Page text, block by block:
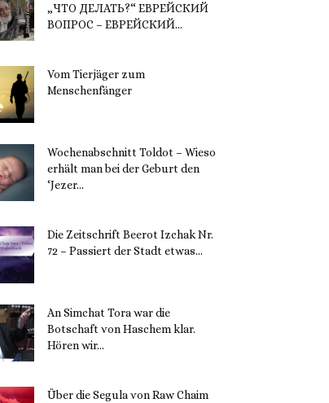
„ЧТО ДЕЛАТЬ?“ ЕВРЕЙСКИЙ
ВОПРОС – ЕВРЕЙСКИЙ...
Vom Tierjäger zum
Menschenfänger
Wochenabschnitt Toldot – Wieso
erhält man bei der Geburt den
‘Jezer...
Die Zeitschrift Beerot Izchak Nr.
72 – Passiert der Stadt etwas...
An Simchat Tora war die
Botschaft von Haschem klar.
Hören wir...
Über die Segula von Raw Chaim